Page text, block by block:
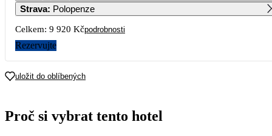
3 4 5 6 7 8 9
9 600 9 600 9 600 9 600 9 600 9 600 9 600
17
24
9 600
25 26 27
Strava: Polopenze
Celkem: 9 920 Kčpodrobnosti
Rezervujte
uložit do oblíbených
Proč si vybrat tento hotel